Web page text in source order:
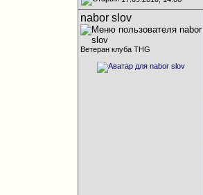
nabor slov
Ветеран клуба THG